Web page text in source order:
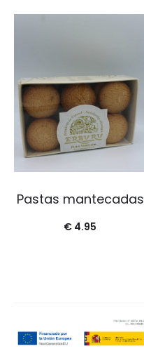
Pastas mantecadas
€ 4.95